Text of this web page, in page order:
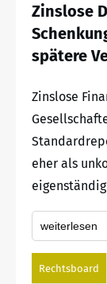
Zinslose
spätere
Zinslose
eher als
weiterlesen
Rechtsboard